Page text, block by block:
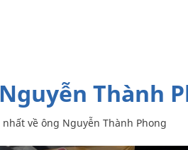
Nguyễn Thành
nhất về ông Nguyễn Thành Phong